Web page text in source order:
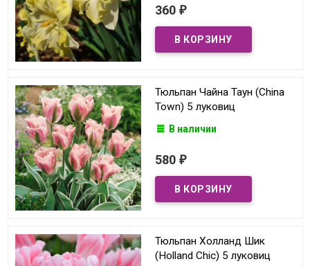
360 ₽
Тюльпан Чайна Таун (China
Town) 5 луковиц
В наличии
580 ₽
Тюльпан Холланд Шик
(Holland Chic) 5 луковиц